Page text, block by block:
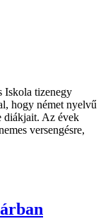
Iskola tizenegy
hogy német nyelvű
diákjait. Az évek
versengésre,